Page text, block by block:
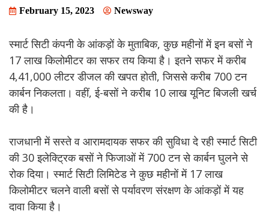
February 15, 2023 Newsway
स्मार्ट सिटी कंपनी के आंकड़ों के मुताबिक, कुछ महीनों में इन बसों ने
17 लाख किलोमीटर का सफर तय किया है। इतने सफर में करीब
4,41,000 लीटर डीजल की खपत होती, जिससे करीब 700 टन
कार्बन निकलता। वहीं, ई-बसों ने करीब 10 लाख यूनिट बिजली खर्च
की है।
राजधानी में सस्ते व आरामदायक सफर की सुविधा दे रही स्मार्ट सिटी
की 30 इलेक्ट्रिक बसों ने फिजाओं में 700 टन से कार्बन घुलने से
रोक दिया। स्मार्ट सिटी लिमिटेड ने कुछ महीनों में 17 लाख
किलोमीटर चलने वाली बसों से पर्यावरण संरक्षण के आंकड़ों में यह
दावा किया है।